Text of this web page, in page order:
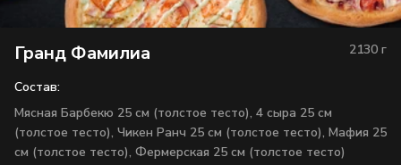
Гранд Фамилиа 2130 г
Состав:
Мясная Барбекю 25 см (толстое тесто), 4 сыра 25 см
(толстое тесто), Чикен Ранч 25 см (толстое тесто), Мафия 25
см (толстое тесто), Фермерская 25 см (толстое тесто)